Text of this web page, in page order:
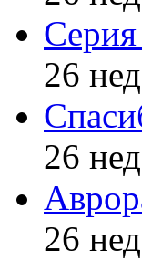
26
26
26